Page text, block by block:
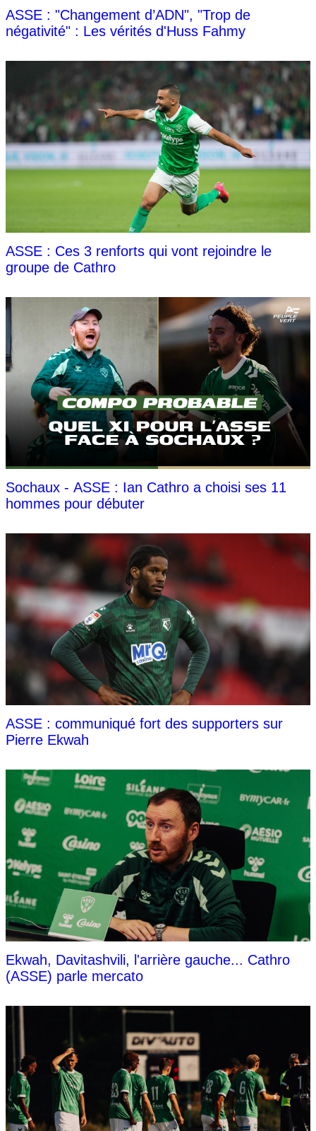
ASSE : "Changement d’ADN", "Trop de
négativité" : Les vérités d'Huss Fahmy
ASSE : Ces 3 renforts qui vont rejoindre le
groupe de Cathro
Sochaux - ASSE : Ian Cathro a choisi ses 11
hommes pour débuter
ASSE : communiqué fort des supporters sur
Pierre Ekwah
Ekwah, Davitashvili, l'arrière gauche... Cathro
(ASSE) parle mercato